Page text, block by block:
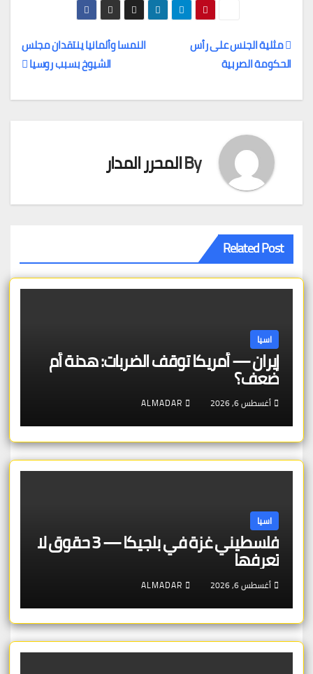
تصفّح
المقالات
النمسا وألمانيا ينتقدان مجلس
الشيوخ بسبب روسيا
مثلية الجنس على رأس
الحكومة الصربية
Byالمحرر المدار
Related Post
اسيا
إيران — أمريكا توقف الضربات: هدنة أم
ضعف؟
أغسطس 6, 2026 ALMADAR
اسيا
فلسطيني غزة في بلجيكا — 3 حقوق لا
تعرفها
أغسطس 6, 2026 ALMADAR